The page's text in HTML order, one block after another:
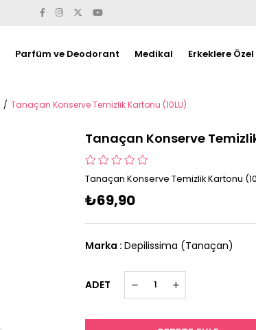
Parfüm ve Deodorant Medikal Erkeklere Özel
Tanaçan Konserve Temizlik Kartonu (10LU)
Tanaçan Konserve
Tanaçan Konserve Temizlik Kartonu
₺69,90
Marka : Depilissima (Tanaçan)
ADET